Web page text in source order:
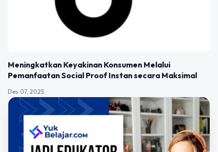
Meningkatkan Keyakinan Konsumen Melalui
Pemanfaatan Social Proof Instan secara Maksimal
Des 07, 2025